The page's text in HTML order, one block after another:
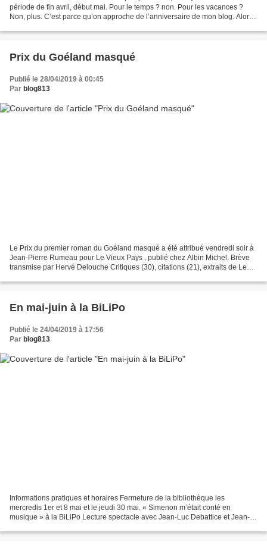
période de fin avril, début mai. Pour le temps ? non. Pour les vacances ?
Non, plus. C’est parce qu’on approche de l’anniversaire de mon blog. Alors
Prix du Goéland masqué
Publié le 28/04/2019 à 00:45
Par blog813
Le Prix du premier roman du Goéland masqué a été attribué vendredi soir à
Jean-Pierre Rumeau pour Le Vieux Pays , publié chez Albin Michel. Brève
transmise par Hervé Delouche Critiques (30), citations (21), extraits de Le
En mai-juin à la BiLiPo
Publié le 24/04/2019 à 17:56
Par blog813
Informations pratiques et horaires Fermeture de la bibliothèque les
mercredis 1er et 8 mai et le jeudi 30 mai. « Simenon m’était conté en
musique » à la BiLiPo Lecture spectacle avec Jean-Luc Debattice et Jean-